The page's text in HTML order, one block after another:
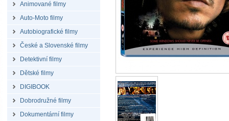
Animované filmy
Auto-Moto filmy
Autobiografické filmy
České a Slovenské filmy
Detektivní filmy
Dětské filmy
DIGIBOOK
Dobrodružné filmy
Dokumentární filmy